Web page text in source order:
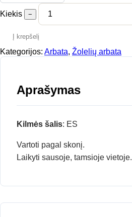
Kiekis −
Į krepšelį
Kategorijos: Arbata, Žolelių arbata
Aprašymas
Kilmės šalis: ES
Vartoti pagal skonį.
Laikyti sausoje, tamsioje vietoje.